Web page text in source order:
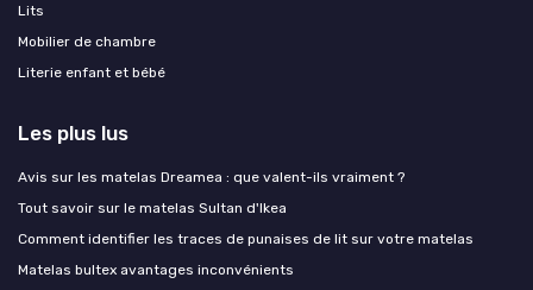
Lits
Mobilier de chambre
Literie enfant et bébé
Les plus lus
Avis sur les matelas Dreamea : que valent-ils vraiment ?
Tout savoir sur le matelas Sultan d'Ikea
Comment identifier les traces de punaises de lit sur votre matelas
Matelas bultex avantages inconvénients